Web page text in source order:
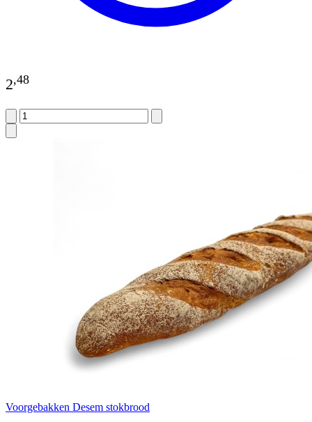
2,48
Voorgebakken Desem stokbrood